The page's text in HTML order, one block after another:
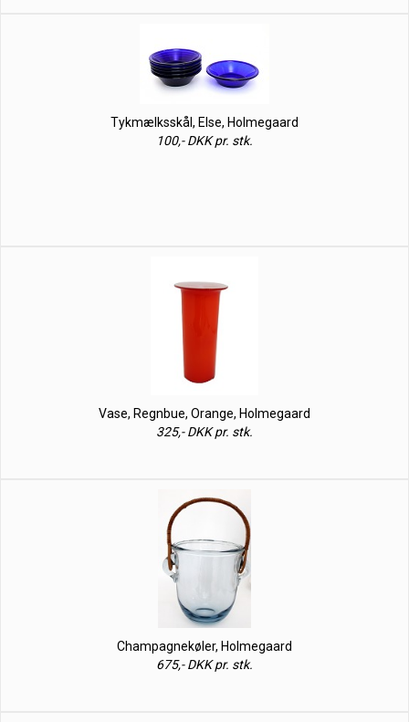
Tykmælksskål, Else, Holmegaard
100,- DKK pr. stk.
Vase, Regnbue, Orange, Holmegaard
325,- DKK pr. stk.
Champagnekøler, Holmegaard
675,- DKK pr. stk.